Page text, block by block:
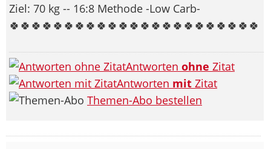
Ziel: 70 kg -- 16:8 Methode -Low Carb-
🍀🍀🍀🍀🍀🍀🍀🍀🍀🍀🍀🍀🍀🍀🍀🍀🍀🍀🍀🍀🍀🍀🍀
Antworten ohne Zitat
Antworten mit Zitat
Themen-Abo bestellen